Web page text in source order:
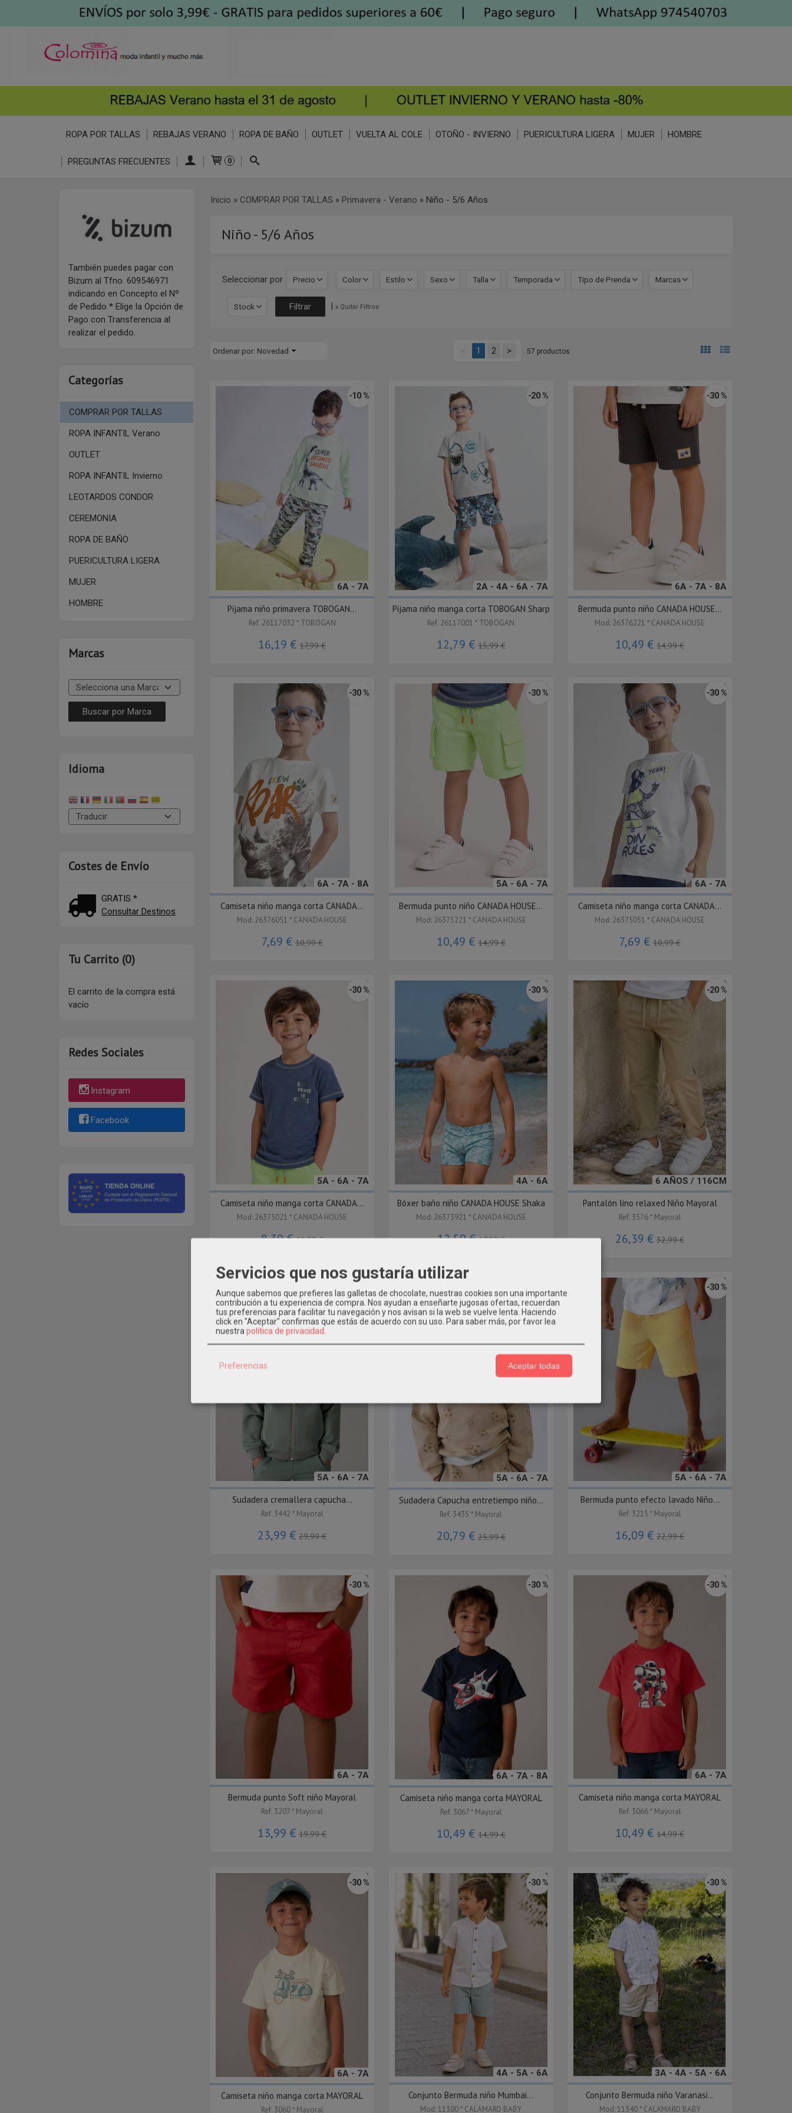
ROPA POR TALLAS REBAJAS VERANO ROPA DE BAÑO OUTLET VUELTA AL COLE OTOÑO - INVIERNO PUERICULTURA LIGERA MUJER HOMBRE
PREGUNTAS FRECUENTES 0
También puedes pagar con
Bizum al Tfno. 609546971
indicando en Concepto el Nº
de Pedido * Elige la Opción de
Pago con Transferencia al
realizar el pedido.
Categorías
COMPRAR POR TALLAS
ROPA INFANTIL Verano
OUTLET
ROPA INFANTIL Invierno
LEOTARDOS CONDOR
CEREMONIA
ROPA DE BAÑO
PUERICULTURA LIGERA
MUJER
HOMBRE
Marcas
Idioma
Costes de Envío
GRATIS *
Consultar Destinos
Tu Carrito (0)
El carrito de la compra está
vacío
Redes Sociales
Instagram
Facebook
Inicio » COMPRAR POR TALLAS » Primavera - Verano » Niño - 5/6 Años
Niño - 5/6 Años
Seleccionar por Precio Color Estilo Sexo Talla Temporada Tipo de Prenda Marcas
Stock | x Quitar Filtros
Ordenar por: Novedad 1 2 > 57 productos
6A - 7A
-10 %
Pijama niño primavera TOBOGAN...
Ref. 26117032 * TOBOGAN
16,19 €17,99 €
2A - 4A - 6A - 7A
-20 %
Pijama niño manga corta TOBOGAN Sharp
Ref. 26117001 * TOBOGAN
12,79 € 15,99 €
6A - 7A - 8A
-30 %
Bermuda punto niño CANADA HOUSE...
Mod: 26376221 * CANADA HOUSE
10,49 €14,99 €
6A - 7A - 8A
-30 %
Camiseta niño manga corta CANADA...
Mod: 26376051 * CANADA HOUSE
7,69 € 10,99 €
5A - 6A - 7A
-30 %
Bermuda punto niño CANADA HOUSE...
Mod: 26375221 * CANADA HOUSE
10,49 € 14,99 €
6A - 7A
-30 %
Camiseta niño manga corta CANADA...
Mod: 26375051 * CANADA HOUSE
7,69 € 10,99 €
5A - 6A - 7A
-30 %
Camiseta niño manga corta CANADA...
Mod: 26375021 * CANADA HOUSE
8,39 €11,99 €
4A - 6A
-30 %
Bóxer baño niño CANADA HOUSE Shaka
Mod: 26373921 * CANADA HOUSE
12,59 €17,99 €
6 AÑOS / 116CM
-20 %
Pantalón lino relaxed Niño Mayoral
Ref. 3576 * Mayoral
26,39 €32,99 €
5A - 6A - 7A
-20 %
Sudadera cremallera capucha...
Ref. 3442 * Mayoral
23,99 €29,99 €
5A - 6A - 7A
Sudadera Capucha entretiempo niño...
Ref. 3435 * Mayoral
20,79 € 25,99 €
5A - 6A - 7A
-30 %
Bermuda punto efecto lavado Niño...
Ref. 3215 * Mayoral
16,09 €22,99 €
6A - 7A
-30 %
Bermuda punto Soft niño Mayoral
Ref. 3207 * Mayoral
13,99 €19,99 €
6A - 7A - 8A
-30 %
Camiseta niño manga corta MAYORAL
Ref. 3067 * Mayoral
10,49 € 14,99 €
6A - 7A
-30 %
Camiseta niño manga corta MAYORAL
Ref. 3066 * Mayoral
10,49 €14,99 €
6A - 7A
-30 %
Camiseta niño manga corta MAYORAL
Ref. 3060 * Mayoral
4A - 5A - 6A
-30 %
Conjunto Bermuda niño Mumbai...
Mod: 11300 * CALAMARO BABY
3A - 4A - 5A - 6A
-30 %
Conjunto Bermuda niño Varanasi...
Mod: 11340 * CALAMARO BABY
Servicios que nos gustaría utilizar
Aunque sabemos que prefieres las galletas de chocolate, nuestras cookies son una importante
contribución a tu experiencia de compra. Nos ayudan a enseñarte jugosas ofertas, recuerdan
tus preferencias para facilitar tu navegación y nos avisan si la web se vuelve lenta. Haciendo
click en "Aceptar" confirmas que estás de acuerdo con su uso. Para saber más, por favor lea
nuestra política de privacidad
Preferencias Aceptar todas